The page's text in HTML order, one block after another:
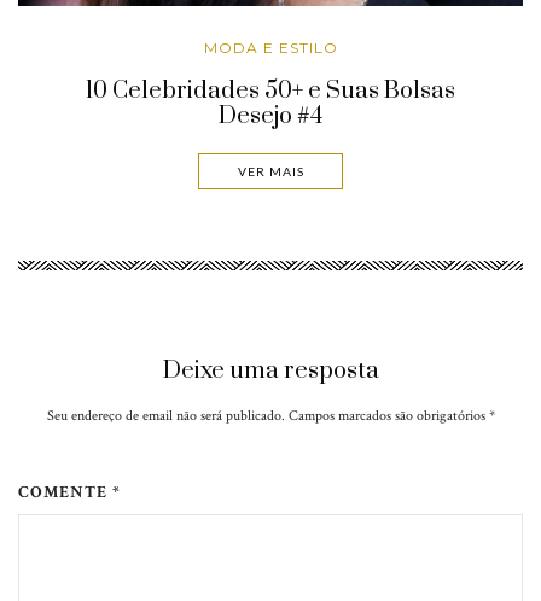
MODA E ESTILO
10 Celebridades 50+ e Suas Bolsas
Desejo #4
VER MAIS
Deixe uma resposta
Seu endereço de email não será publicado. Campos marcados são obrigatórios *
COMENTE *